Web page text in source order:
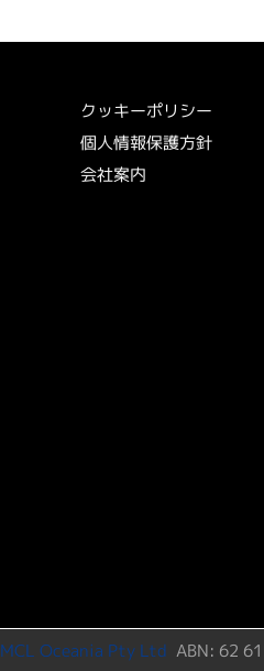
クッキーポリシー
個人情報保護方針
会社案内
MCL Oceania Pty Ltd ABN: 62